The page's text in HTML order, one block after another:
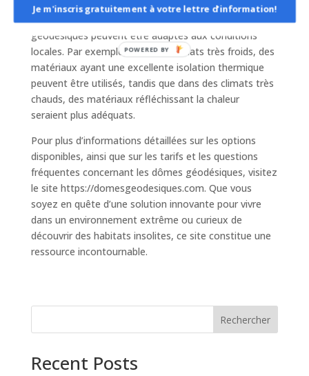
### 5. Adaptabilité des Matériaux
Les matériaux utilisés dans la construction des dômes
géodésiques peuvent être adaptés aux conditions
locales. Par exemple, dans des climats très froids, des
matériaux ayant une excellente isolation thermique
peuvent être utilisés, tandis que dans des climats très
chauds, des matériaux réfléchissant la chaleur
seraient plus adéquats.
Pour plus d’informations détaillées sur les options
disponibles, ainsi que sur les tarifs et les questions
fréquentes concernant les dômes géodésiques, visitez
le site https://domesgeodesiques.com. Que vous
soyez en quête d’une solution innovante pour vivre
dans un environnement extrême ou curieux de
découvrir des habitats insolites, ce site constitue une
ressource incontournable.
Rechercher
Recent Posts
Je m'inscris gratuitement à votre lettre d'information!
POWERED BY